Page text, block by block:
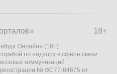
18+
Онлайн» (18+)
по надзору в сфере связи,
коммуникаций
№ ФС77-84675 от